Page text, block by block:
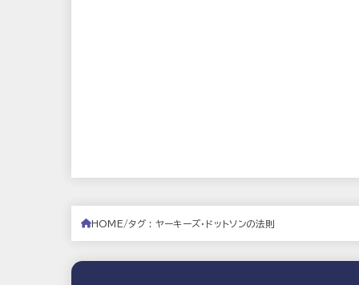
HOME タグ : ヤーキーズ・ドットソンの法則